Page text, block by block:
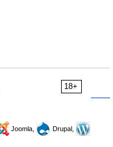
18+
Joomla,
Drupal,